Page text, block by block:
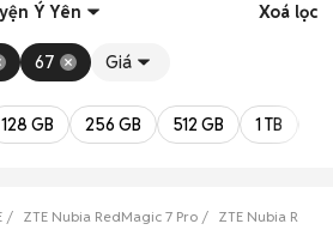
Ý Yên Xoá lọc
67 Giá
128 GB 256 GB 512 GB 1 TB
ZTE Nubia RedMagic 7 Pro ZTE Nubia